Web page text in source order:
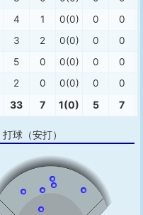
4 1 0(0) 0
0
3 2 0(0) 0
0
5 0 0(0) 0
0
2 0 0(0) 0 0
33 7 1(0) 5 7
打球（安打）